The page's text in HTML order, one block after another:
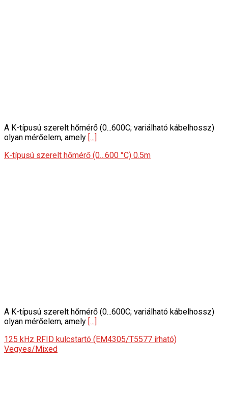
A K-típusú szerelt hőmérő (0...600C; variálható kábelhossz)
olyan mérőelem, amely [...]
K-típusú szerelt hőmérő (0…600 °C) 0.5m
A K-típusú szerelt hőmérő (0...600C; variálható kábelhossz)
olyan mérőelem, amely [...]
125 kHz RFID kulcstartó (EM4305/T5577 írható)
Vegyes/Mixed